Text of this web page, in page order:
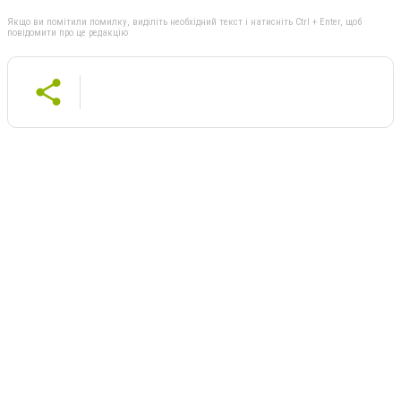
Якщо ви помітили помилку, виділіть необхідний текст і натисніть Ctrl + Enter, щоб
повідомити про це редакцію